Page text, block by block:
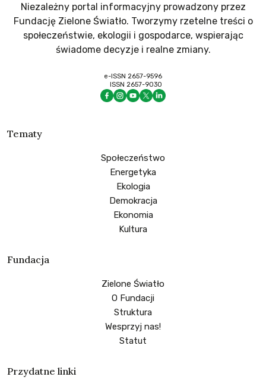
Niezależny portal informacyjny prowadzony przez
Fundację Zielone Światło. Tworzymy rzetelne treści o
społeczeństwie, ekologii i gospodarce, wspierając
świadome decyzje i realne zmiany.
e-ISSN 2657-9596
ISSN 2657-9030
Tematy
Społeczeństwo
Energetyka
Ekologia
Demokracja
Ekonomia
Kultura
Fundacja
Zielone Światło
O Fundacji
Struktura
Wesprzyj nas!
Statut
Przydatne linki